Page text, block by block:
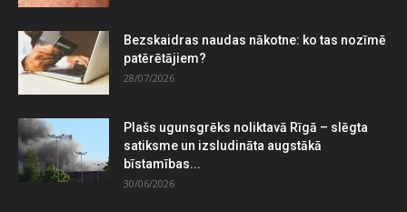
Bezskaidras naudas nākotne: ko tas nozīmē
patērētājiem?
28/07/2026
Plašs ugunsgrēks noliktavā Rīgā – slēgta
satiksme un izsludināta augstākā
bīstamības...
30/06/2026